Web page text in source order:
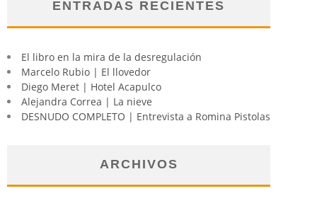
ENTRADAS RECIENTES
El libro en la mira de la desregulación
Marcelo Rubio | El llovedor
Diego Meret | Hotel Acapulco
Alejandra Correa | La nieve
DESNUDO COMPLETO | Entrevista a Romina Pistolas
ARCHIVOS